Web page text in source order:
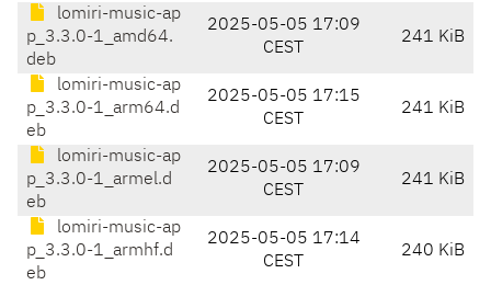
lomiri-music-ap
p_3.3.0-1_amd64.
deb
2025-05-05 17:09
CEST
241 KiB
lomiri-music-ap
p_3.3.0-1_arm64.d
eb
2025-05-05 17:15
CEST
241 KiB
lomiri-music-ap
p_3.3.0-1_armel.d
eb
2025-05-05 17:09
CEST
241 KiB
lomiri-music-ap
p_3.3.0-1_armhf.d
eb
2025-05-05 17:14
CEST
240 KiB